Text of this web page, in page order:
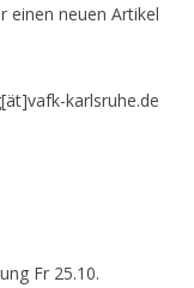
einen neuen Artikel
karlsruhe.de
Fr 25.10.